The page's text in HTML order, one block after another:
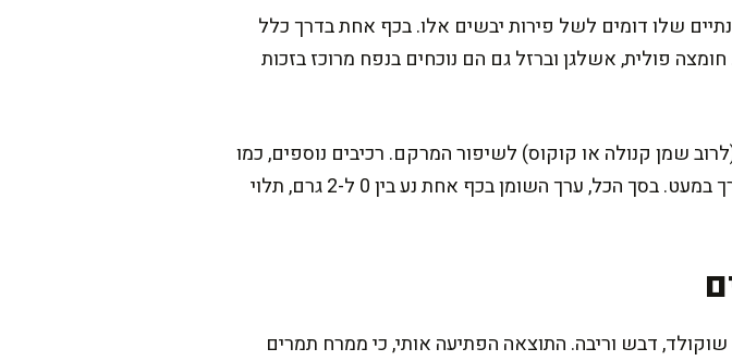
שלו דומים לשל פירות יבשים אלו. בכף אחת בדרך כלל
חומצה פולית, אשלגן וברזל גם הם נוכחים בנפח מרוכז בזכות
שמן קנולה או קוקוס) לשיפור המרקם. רכיבים נוספים, כמו
לימון או וניל, כמעט לא מוסיפים קלוריות, אבל שמן מעלה את הערך במעט. בסך הכל, ערך השומן בכף אחת נע בין 0 ל-2 גרם, תלוי
דבש וריבה. התוצאה הפתיעה אותי, כי ממרח תמרים